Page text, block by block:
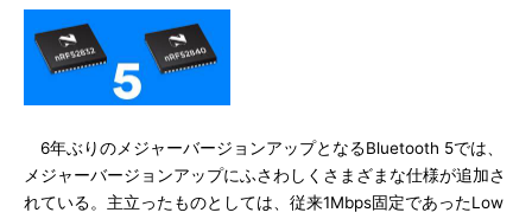
6年ぶりのメジャーバージョンアップとなるBluetooth 5では、
メジャーバージョンアップにふさわしくさまざまな仕様が追加さ
れている。主立ったものとしては、従来1Mbps固定であったLow